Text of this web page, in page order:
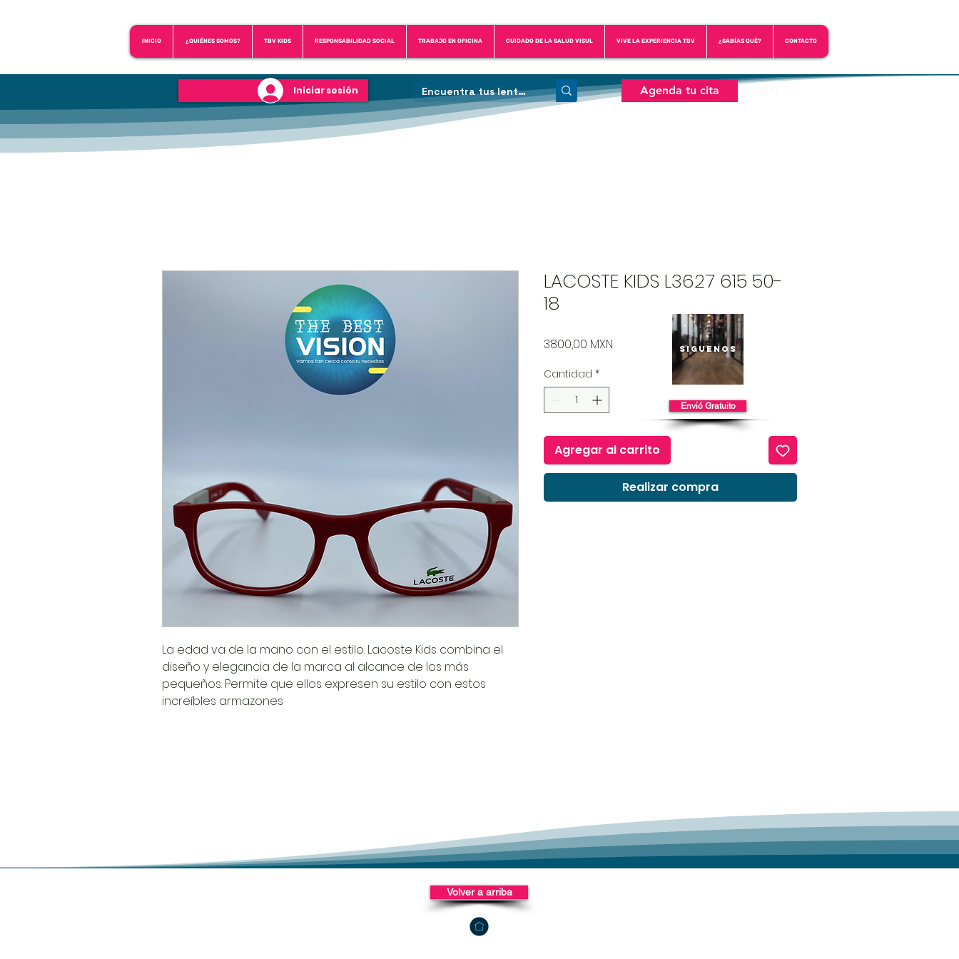
INICIO ¿QUIÉNES SOMOS? TBV KIDS RESPONSABILIDAD SOCIAL TRABAJO EN OFICINA CUIDADO DE LA SALUD VISUL VIVE LA EXPERIENCIA TBV ¿SABÍAS QUÉ? CONTACTO
Iniciar sesión Agenda tu cita
La edad va de la mano con el estilo. Lacoste Kids combina el
diseño y elegancia de la marca al alcance de los más
pequeños. Permite que ellos expresen su estilo con estos
increíbles armazones
LACOSTE KIDS L3627 615 50-
18
3800,00 MXN
Cantidad *
Agregar al carrito
Realizar compra
Siguenos
Envió Gratuito
Volver a arriba